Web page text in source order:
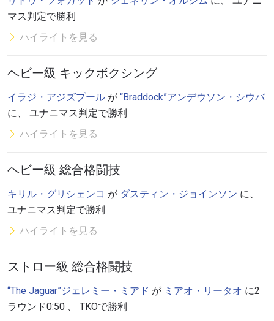
マス判定で勝利
ハイライトを見る
ヘビー級 キックボクシング
イラジ・アジズプール が “Braddock”アンデウソン・シウバ
に、 ユナニマス判定で勝利
ハイライトを見る
ヘビー級 総合格闘技
キリル・グリシェンコ が ダスティン・ジョインソン に、
ユナニマス判定で勝利
ハイライトを見る
ストロー級 総合格闘技
“The Jaguar”ジェレミー・ミアド が ミアオ・リータオ に2
ラウンド0:50 、 TKOで勝利